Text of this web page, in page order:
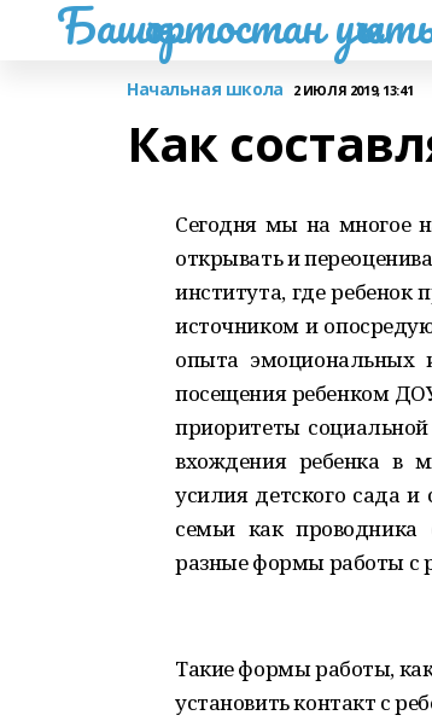
Башҡортостан
Начальная школа 2 ИЮЛЯ 2019, 13:41
Как
Сегодня мы на многое
открывать и
института, где ребенок
источником и
опыта
посещения ребенком
приоритеты
вхождения ребенка в
усилия детского сада
семьи как
разные формы работы с
Такие формы работы,
установить контакт с